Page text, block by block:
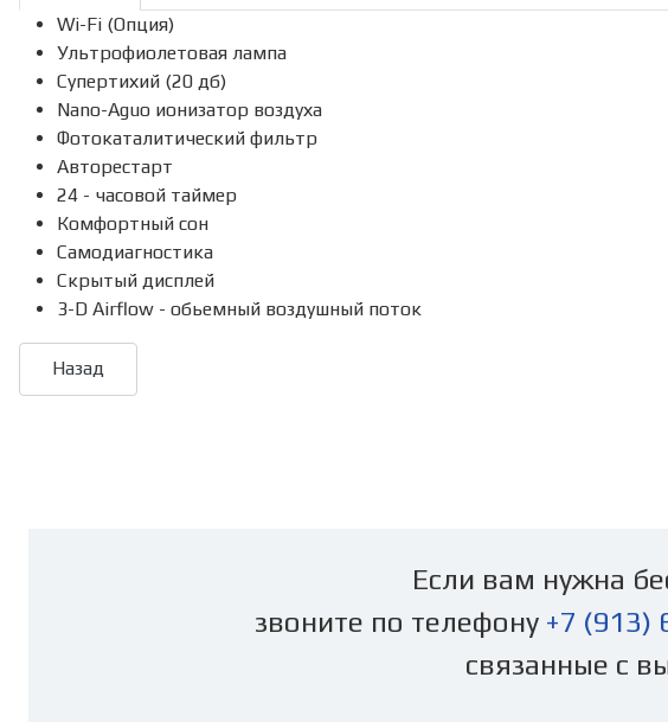
Wi-Fi (Опция)
Ультрофиолетовая лампа
Супертихий (20 дб)
Nano-Aguo ионизатор воздуха
Фотокаталитический фильтр
Авторестарт
24 - часовой таймер
Комфортный сон
Самодиагностика
Скрытый дисплей
3-D Airflow - обьемный воздушный поток
Если вам нужна
звоните по телефону +7 (913)
связанные с